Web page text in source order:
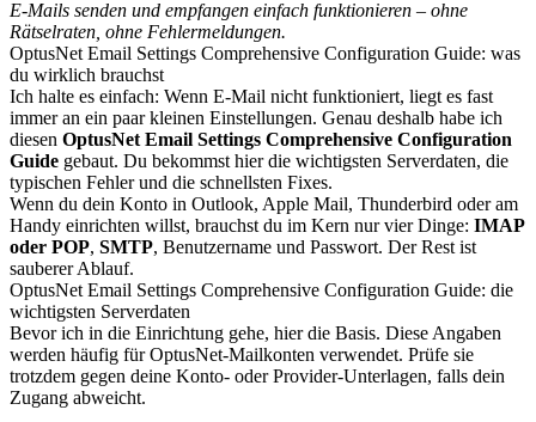
E-Mails senden und empfangen einfach funktionieren – ohne
Rätselraten, ohne Fehlermeldungen.
OptusNet Email Settings Comprehensive Configuration Guide: was
du wirklich brauchst
Ich halte es einfach: Wenn E-Mail nicht funktioniert, liegt es fast
immer an ein paar kleinen Einstellungen. Genau deshalb habe ich
diesen OptusNet Email Settings Comprehensive Configuration
Guide gebaut. Du bekommst hier die wichtigsten Serverdaten, die
typischen Fehler und die schnellsten Fixes.
Wenn du dein Konto in Outlook, Apple Mail, Thunderbird oder am
Handy einrichten willst, brauchst du im Kern nur vier Dinge: IMAP
oder POP, SMTP, Benutzername und Passwort. Der Rest ist
sauberer Ablauf.
OptusNet Email Settings Comprehensive Configuration Guide: die
wichtigsten Serverdaten
Bevor ich in die Einrichtung gehe, hier die Basis. Diese Angaben
werden häufig für OptusNet-Mailkonten verwendet. Prüfe sie
trotzdem gegen deine Konto- oder Provider-Unterlagen, falls dein
Zugang abweicht.